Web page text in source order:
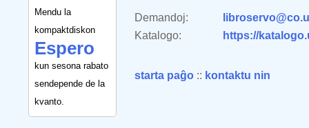
Mendu la
kompaktdiskon
Espero
kun sesona rabato
sendepende de la
kvanto.
Demandoj:
Katalogo:
https://
starta paĝo :: kontaktu nin